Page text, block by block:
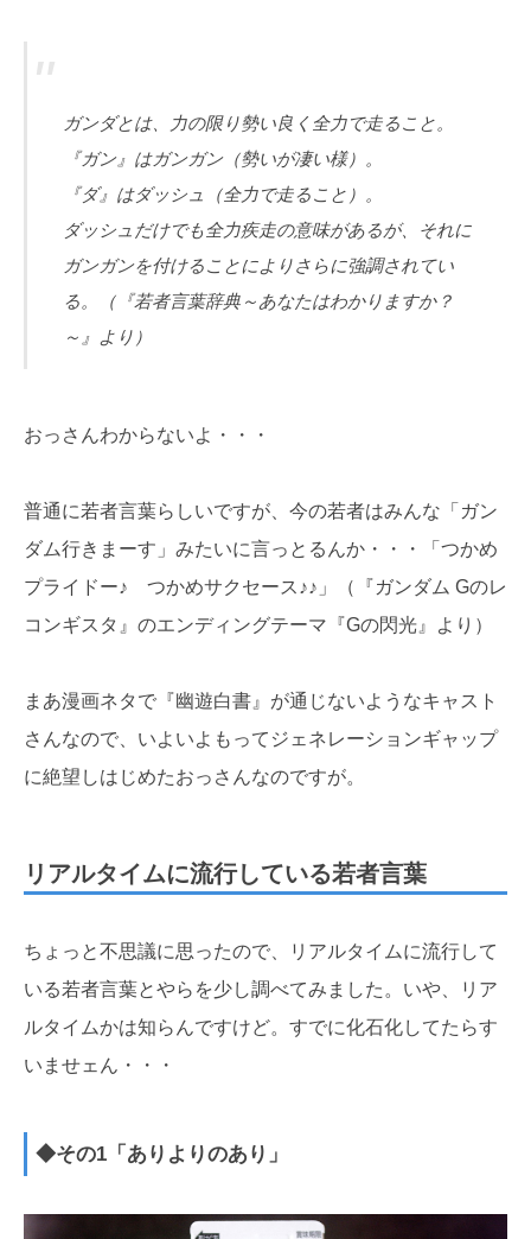
ガンダとは、力の限り勢い良く全力で走ること。
『ガン』はガンガン（勢いが凄い様）。
『ダ』はダッシュ（全力で走ること）。
ダッシュだけでも全力疾走の意味があるが、それに
ガンガンを付けることによりさらに強調されてい
る。（『若者言葉辞典～あなたはわかりますか？
～』より）
おっさんわからないよ・・・
普通に若者言葉らしいですが、今の若者はみんな「ガン
ダム行きまーす」みたいに言っとるんか・・・「つかめ
プライドー♪ つかめサクセース♪♪」（『ガンダム Gのレ
コンギスタ』のエンディングテーマ『Gの閃光』より）
まあ漫画ネタで『幽遊白書』が通じないようなキャスト
さんなので、いよいよもってジェネレーションギャップ
に絶望しはじめたおっさんなのですが。
リアルタイムに流行している若者言葉
ちょっと不思議に思ったので、リアルタイムに流行して
いる若者言葉とやらを少し調べてみました。いや、リア
ルタイムかは知らんですけど。すでに化石化してたらす
いませェん・・・
◆その1「ありよりのあり」